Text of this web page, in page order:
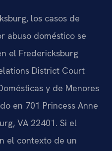
los casos de
abuso doméstico se
el Fredericksburg
District Court
y de Menores
en 701 Princess Anne
VA 22401. Si el
el contexto de un